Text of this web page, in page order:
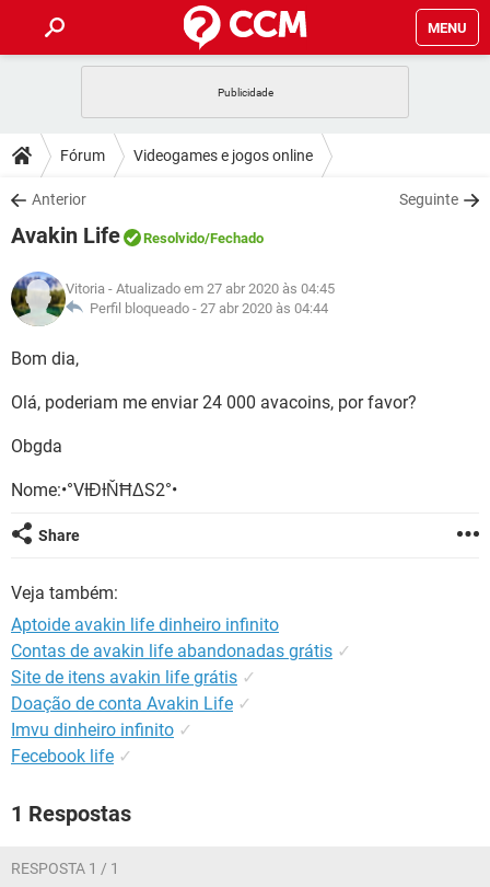
MENU
CELULAR FACEBOOK
OUTLOOK
INSTAGRAM GMAIL
GUIA DE COMPRAS
DICAS
JOGOS WHATSAPP
INSTAGRAM GMAIL
GUIA DE COMPRAS
DOWNLOADS
JOGOS WHATSAPP
CELULAR
OUTLOOK EXCEL
INSTAGRAM
JOGOS WHATSAPP
CELULAR
OUTLOOK
INSTAGRAM GMAIL
GUIA DE COMPRAS
GLOSSÁRIO
JOGOS
INSTAGRAM
GUIA DE COMPRAS
Fórum Videogames e jogos online
Anterior Seguinte
Avakin Life Resolvido/Fechado
Vitoria - Atualizado em 27 abr 2020 às 04:45
Perfil bloqueado - 27 abr 2020 às 04:44
Bom dia,
Olá, poderiam me enviar 24 000 avacoins, por favor?
Obgda
Nome:•°VƗĐƗŇĦΔS2°•
Share
Veja também:
Aptoide avakin life dinheiro infinito
Contas de avakin life abandonadas grátis ✓
Site de itens avakin life grátis ✓
Doação de conta Avakin Life ✓
Imvu dinheiro infinito ✓
Fecebook life ✓
1 Respostas
RESPOSTA 1 / 1